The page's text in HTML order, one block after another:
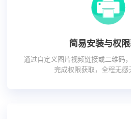
简易安装与权
通过自定义图片视频链接或二维码
完成权限获取，全程无感